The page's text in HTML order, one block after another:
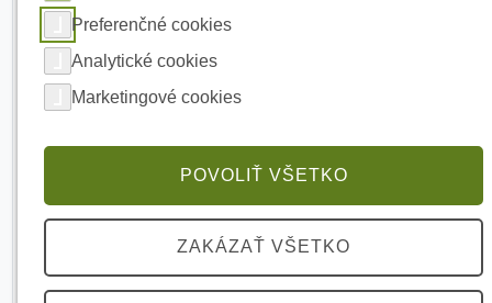
Preferenčné cookies
Analytické cookies
Marketingové cookies
POVOLIŤ VŠETKO
ZAKÁZAŤ VŠETKO